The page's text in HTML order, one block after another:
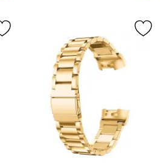
Markera lyxigt Metallarmband